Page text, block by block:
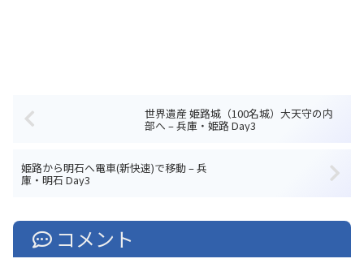
世界遺産 姫路城（100名城）大天守の内
部へ – 兵庫・姫路 Day3
姫路から明石へ電車(新快速)で移動 – 兵
庫・明石 Day3
コメント